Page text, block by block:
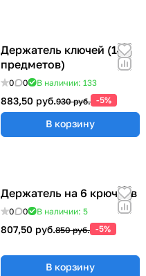
Держатель ключей (14
предметов)
0 0 В наличии: 133
883,50 руб.930 руб. -5%
В корзину
Держатель на 6 крючков
0 0 В наличии: 5
807,50 руб.850 руб. -5%
В корзину